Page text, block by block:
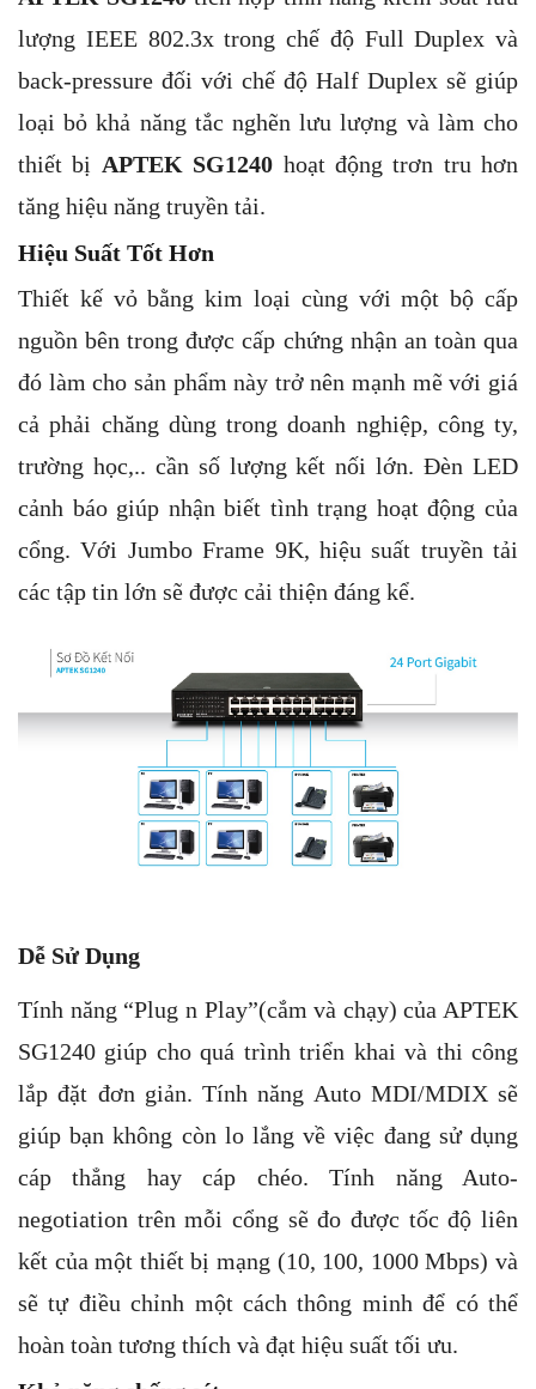
lượng IEEE 802.3x trong chế độ Full Duplex và
back-pressure đối với chế độ Half Duplex sẽ giúp
loại bỏ khả năng tắc nghẽn lưu lượng và làm cho
thiết bị APTEK SG1240 hoạt động trơn tru hơn
tăng hiệu năng truyền tải.
Hiệu Suất Tốt Hơn
Thiết kế vỏ bằng kim loại cùng với một bộ cấp
nguồn bên trong được cấp chứng nhận an toàn qua
đó làm cho sản phẩm này trở nên mạnh mẽ với giá
cả phải chăng dùng trong doanh nghiệp, công ty,
trường học,.. cần số lượng kết nối lớn. Đèn LED
cảnh báo giúp nhận biết tình trạng hoạt động của
cổng. Với Jumbo Frame 9K, hiệu suất truyền tải
các tập tin lớn sẽ được cải thiện đáng kể.
Dễ Sử Dụng
Tính năng “Plug n Play”(cắm và chạy) của APTEK
SG1240 giúp cho quá trình triển khai và thi công
lắp đặt đơn giản. Tính năng Auto MDI/MDIX sẽ
giúp bạn không còn lo lắng về việc đang sử dụng
cáp thẳng hay cáp chéo. Tính năng Auto-
negotiation trên mỗi cổng sẽ đo được tốc độ liên
kết của một thiết bị mạng (10, 100, 1000 Mbps) và
sẽ tự điều chỉnh một cách thông minh để có thể
hoàn toàn tương thích và đạt hiệu suất tối ưu.